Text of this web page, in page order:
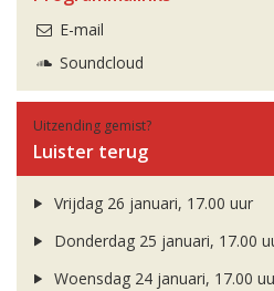
E-mail
Soundcloud
Uitzending gemist?
Luister terug
Vrijdag 26 januari, 17.00 uur
Donderdag 25 januari, 17.00
Woensdag 24 januari, 17.00